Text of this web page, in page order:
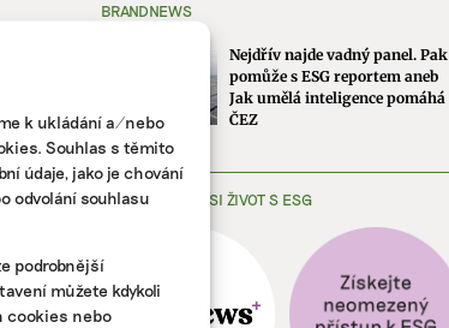
k ukládání a/nebo
Souhlas s těmito
údaje, jako je chování
odvolání souhlasu
podrobnější
můžete kdykoli
cookies nebo
BRANDNEWS
Nejdřív najde vadný panel. Pak
pomůže s ESG reportem aneb
Jak umělá inteligence pomáhá
ČEZ
ZJEDNODUŠTE SI ŽIVOT S ESG